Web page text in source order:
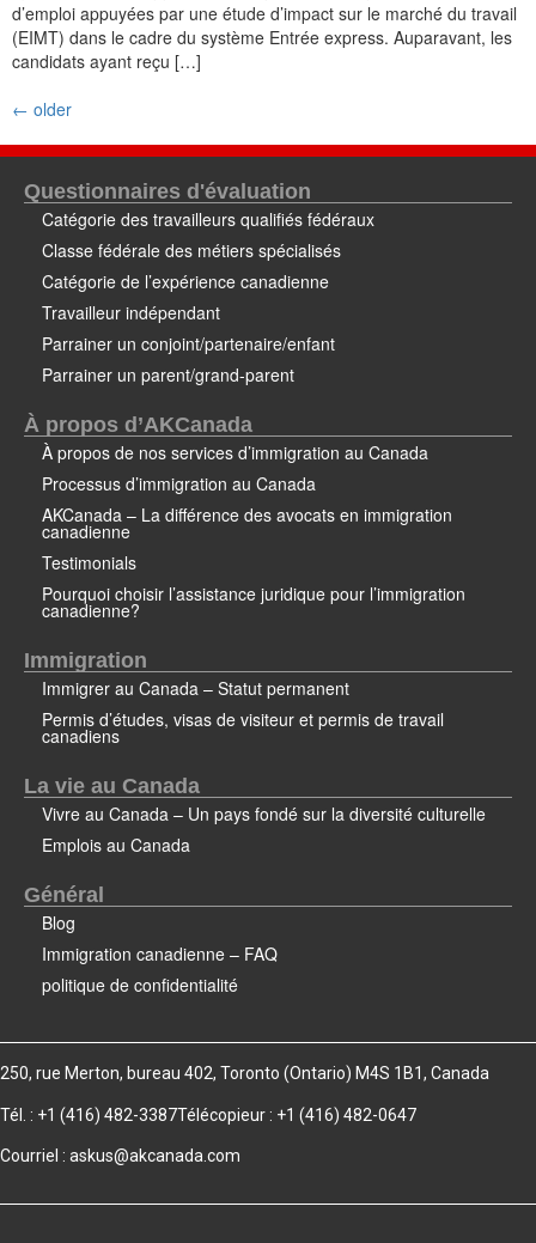
d’emploi appuyées par une étude d’impact sur le marché du travail
(EIMT) dans le cadre du système Entrée express. Auparavant, les
candidats ayant reçu […]
← older
Questionnaires d'évaluation
Catégorie des travailleurs qualifiés fédéraux
Classe fédérale des métiers spécialisés
Catégorie de l’expérience canadienne
Travailleur indépendant
Parrainer un conjoint/partenaire/enfant
Parrainer un parent/grand-parent
À propos d’AKCanada
À propos de nos services d’immigration au Canada
Processus d’immigration au Canada
AKCanada – La différence des avocats en immigration
canadienne
Testimonials
Pourquoi choisir l’assistance juridique pour l’immigration
canadienne?
Immigration
Immigrer au Canada – Statut permanent
Permis d’études, visas de visiteur et permis de travail
canadiens
La vie au Canada
Vivre au Canada – Un pays fondé sur la diversité culturelle
Emplois au Canada
Général
Blog
Immigration canadienne – FAQ
politique de confidentialité
250, rue Merton, bureau 402, Toronto (Ontario) M4S 1B1, Canada
Tél. : +1 (416) 482-3387Télécopieur : +1 (416) 482-0647
Courriel : askus@akcanada.com